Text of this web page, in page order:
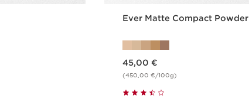
Ever Matte Compact Powder
45,00 €
(450,00 €/100g)